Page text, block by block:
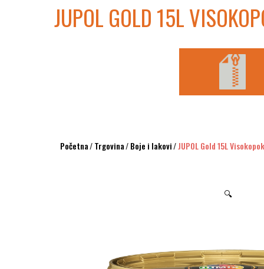
JUPOL GOLD 15L
Početna/Trgovina/Boje i lakovi/JUPOL Gold 15L
🔍